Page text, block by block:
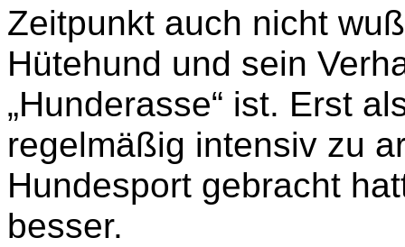
Zeitpunkt auch nicht
Hütehund und sein
„Hunderasse“ ist. Erst
regelmäßig intensiv zu
Hundesport gebracht
besser.